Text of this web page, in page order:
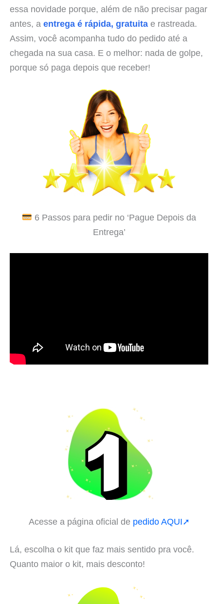
essa novidade porque, além de não precisar pagar
antes, a entrega é rápida, gratuita e rastreada.
Assim, você acompanha tudo do pedido até a
chegada na sua casa. E o melhor: nada de golpe,
porque só paga depois que receber!
6 Passos para pedir no ‘Pague Depois da
Entrega’
Acesse a página oficial de pedido AQUI➚
Lá, escolha o kit que faz mais sentido pra você.
Quanto maior o kit, mais desconto!